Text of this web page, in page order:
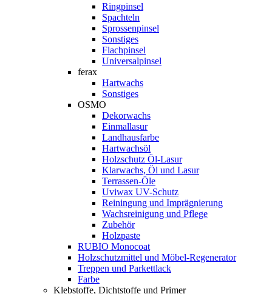
Ringpinsel
Spachteln
Sprossenpinsel
Sonstiges
Flachpinsel
Universalpinsel
ferax
Hartwachs
Sonstiges
OSMO
Dekorwachs
Einmallasur
Landhausfarbe
Hartwachsöl
Holzschutz Öl-Lasur
Klarwachs, Öl und Lasur
Terrassen-Öle
Uviwax UV-Schutz
Reiningung und Imprägnierung
Wachsreinigung und Pflege
Zubehör
Holzpaste
RUBIO Monocoat
Holzschutzmittel und Möbel-Regenerator
Treppen und Parkettlack
Farbe
Klebstoffe, Dichtstoffe und Primer